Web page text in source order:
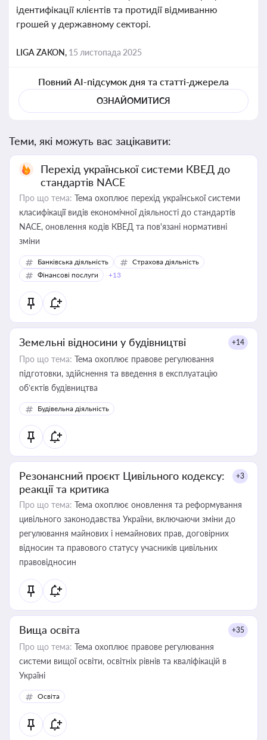
ідентифікації клієнтів та протидії відмиванню
грошей у державному секторі.
LIGA ZAKON, 15 листопада 2025
Повний AI-підсумок дня та статті-джерела
ОЗНАЙОМИТИСЯ
Теми, які можуть вас зацікавити:
Перехід української системи КВЕД до
стандартів NACE
Про що тема: Тема охоплює перехід української системи
класифікації видів економічної діяльності до стандартів
NACE, оновлення кодів КВЕД та пов'язані нормативні
зміни
Банківська діяльність
Страхова діяльність
Фінансові послуги
+13
Земельні відносини у будівництві +14
Про що тема: Тема охоплює правове регулювання
підготовки, здійснення та введення в експлуатацію
об’єктів будівництва
Будівельна діяльність
Резонансний проєкт Цивільного кодексу:
реакції та критика
+3
Про що тема: Тема охоплює оновлення та реформування
цивільного законодавства України, включаючи зміни до
регулювання майнових і немайнових прав, договірних
відносин та правового статусу учасників цивільних
правовідносин
Вища освіта +35
Про що тема: Тема охоплює правове регулювання
системи вищої освіти, освітніх рівнів та кваліфікацій в
Україні
Освіта